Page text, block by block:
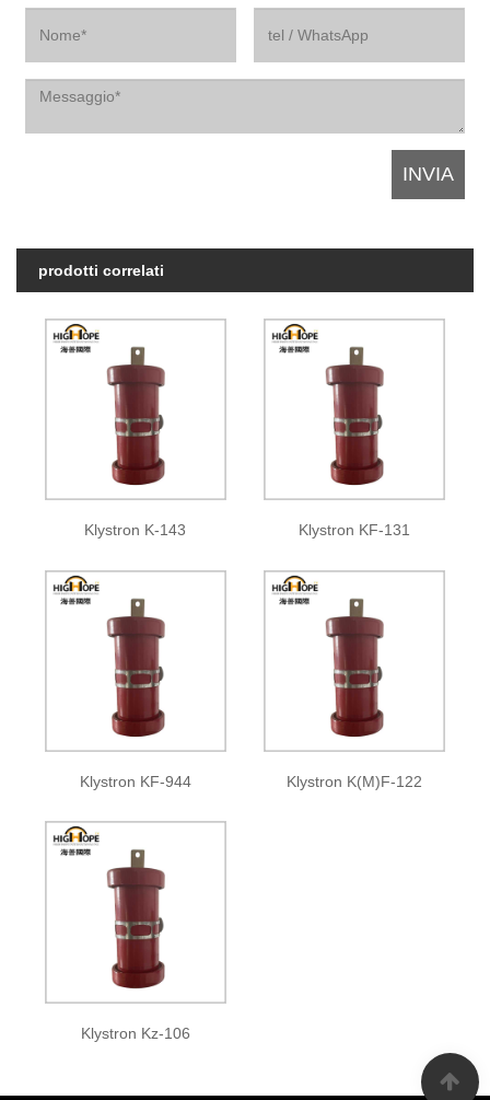
prodotti correlati
Klystron K-143 Klystron KF-131
Klystron KF-944 Klystron K(M)F-122
Klystron Kz-106